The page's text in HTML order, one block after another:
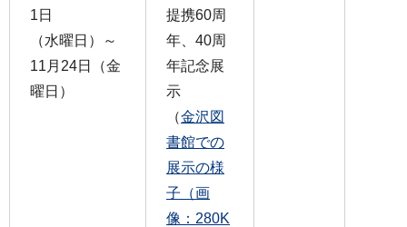
1日
（水曜日）～
11月24日（金
曜日）
提携60周
年、40周
年記念展
示
（金沢図
書館での
展示の様
子（画
像：280K